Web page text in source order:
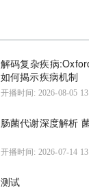
解码复杂疾病
如何揭示疾病机制
开播时间: 2026-08-05
肠菌代谢深度解析
开播时间: 2026-07-14
测试